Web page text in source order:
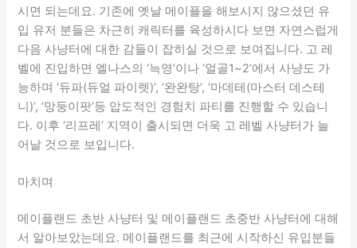
시면 되는데요. 기존에 옛날 메이플을 해보시지 않으셨던 유
입 유저 분들은 차근히 캐릭터를 육성하시다 보면 자연스럽게
다음 사냥터에 대한 감들이 잡히실 것으로 보여집니다. 고 레
벨에 진입하면 엘나스의 ‘늑영’이나 ‘얼골1~2’에서 사냥도 가
능하며 ‘듀파(듀얼 파이렛)’, ‘완완탕’, ‘마데테(마스터 데스테
니)’, ‘망둥이팟’등 압도적인 경험치 파티를 진행할 수 있습니
다. 이후 ‘리프레’ 지역이 출시되면 더욱 고 레벨 사냥터가 늘
어날 것으로 보입니다.
마치며
메이플랜드 초반 사냥터 및 메이플랜드 초중반 사냥터에 대해
서 알아보았는데요. 메이플랜드를 최근에 시작하신 유입분들